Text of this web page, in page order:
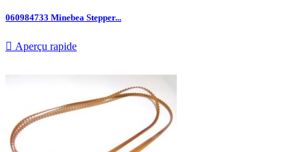
060984733 Minebea Stepper...
 Aperçu rapide